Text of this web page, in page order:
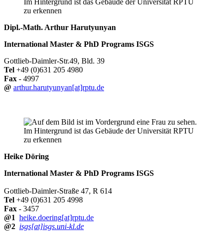
Dipl.-Math. Arthur Harutyunyan
International Master & PhD Programs ISGS
Gottlieb-Daimler-Str.49, Bld. 39
Tel +49 (0)631 205 4980
Fax - 4997
@ arthur.harutyunyan[at]rptu.de
Heike Döring
International Master & PhD Programs ISGS
Gottlieb-Daimler-Straße 47, R 614
Tel +49 (0)631 205 4998
Fax - 3457
@1 heike.doering[at]rptu.de
@2 isgs[at]isgs.uni-kl.de